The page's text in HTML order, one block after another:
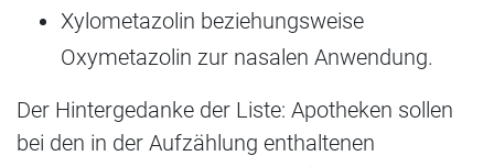
Xylometazolin beziehungsweise
Oxymetazolin zur nasalen Anwendung.
Der Hintergedanke der Liste: Apotheken sollen
bei den in der Aufzählung enthaltenen